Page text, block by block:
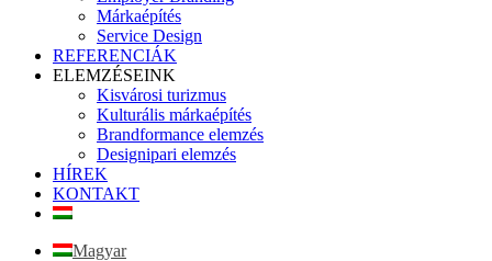
Márkaépítés
Service Design
REFERENCIÁK
ELEMZÉSEINK
Kisvárosi turizmus
Kulturális márkaépítés
Brandformance elemzés
Designipari elemzés
HÍREK
KONTAKT
Magyar